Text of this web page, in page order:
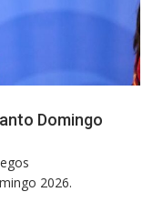
Domingo
2026.